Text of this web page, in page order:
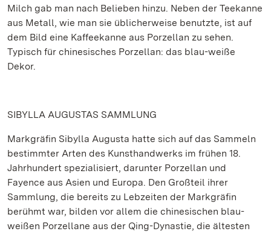
Milch gab man nach Belieben hinzu. Neben der Teekanne
aus Metall, wie man sie üblicherweise benutzte, ist auf
dem Bild eine Kaffeekanne aus Porzellan zu sehen.
Typisch für chinesisches Porzellan: das blau-weiße
Dekor.
SIBYLLA AUGUSTAS SAMMLUNG
Markgräfin Sibylla Augusta hatte sich auf das Sammeln
bestimmter Arten des Kunsthandwerks im frühen 18.
Jahrhundert spezialisiert, darunter Porzellan und
Fayence aus Asien und Europa. Den Großteil ihrer
Sammlung, die bereits zu Lebzeiten der Markgräfin
berühmt war, bilden vor allem die chinesischen blau-
weißen Porzellane aus der Qing-Dynastie, die ältesten